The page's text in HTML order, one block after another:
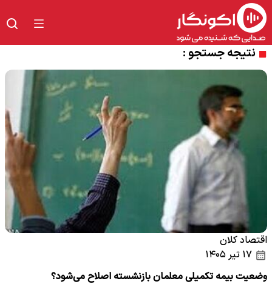
نتیجه جستجو :
اقتصاد کلان
وضعیت بیمه تکمیلی معلمان بازنشسته اصلاح می‌شود؟